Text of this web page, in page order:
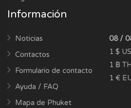
Información
Noticias
Contactos
Formulario de contacto
Ayuda / FAQ
Mapa de Phuket
08 /
1 $
1 ฿
1 €